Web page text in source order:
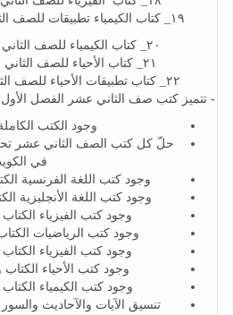
١٩_ كتاب الكيمياء تطبيقات للصف الثاني عشر الفصل الأول
٢٠_ كتاب الكيمياء للصف الثاني عشر الفصل الأول
٢١_ كتاب الأحياء للصف الثاني عشر الفصل الأول
٢٢_ كتاب تطبيقات الأحياء للصف الثاني عشر الفصل الأول
- تتميز كتب صف الثاني عشر الفصل
وجود الكتب
حلّ كل كتب الصف الثاني عشر
في
وجود كتب اللغة الفرنسية
وجود كتب اللغة الأنجليزية
وجود كتب الفيزياء
وجود كتب الرياضيات
وجود كتب الفيزياء
وجود كتب الأحياء الكتاب
وجود كتب الكيمياء
تنسيق الآيات والآحاديث